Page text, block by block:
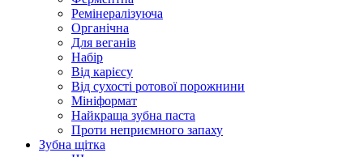
Ремінералізуюча
Органічна
Для веганів
Набір
Від карієсу
Від сухості ротової порожнини
Мініформат
Найкраща зубна паста
Проти неприємного запаху
Зубна щітка